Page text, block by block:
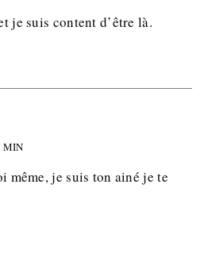
je suis content d’être là.
MIN
même, je suis ton ainé je te